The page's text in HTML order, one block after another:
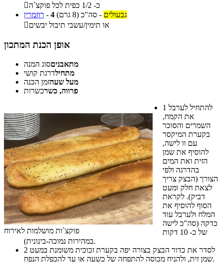

כ- 1/2 כפית לכל פוקצ`ה
רוזמרין - 4 גבעולים - סה"כ (8 גרם)
או תימין/עשבי תיבול יבשים
אופן הכנת המתכון
מתאבניםסוג המנה
מתחילדרגת קושי
מעל שעהזמן הכנה
פרווה, כשרכשרות
פוקצ`ות מושלמות לאירוח
1
את הקמח,
השמרים והסוכר
בקערת המיקסר
עם וו לישה,
להוסיף את שמן
הזית ואת המים
בהדרגה ולפי
הצורך (הבצק צריך
לצאת חלק ומעט
דביק). לקראת
הסוף להוסיף את
המלח ולערבל עוד
כדקה (סה"כ לישה
של כ- 10 דקות
במהירות נמוכה-בינונית).
2
שמן זית, ולהניח מכוסה להתפחה של כשעה או עד להכפלת הנפח.